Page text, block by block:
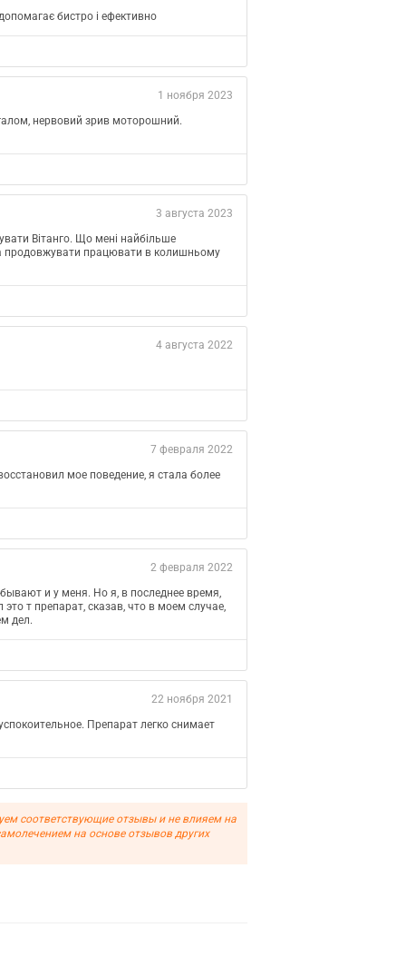
бистро і ефективно
1 ноября 2023
нервовий зрив моторошний.
3 августа 2023
Вітанго. Що мені найбільше
продовжувати працювати в колишньому
4 августа 2022
7 февраля 2022
мое поведение, я стала более
2 февраля 2022
и у меня. Но я, в последнее время,
т препарат, сказав, что в моем случае,
дел.
22 ноября 2021
Препарат легко снимает
соответствующие отзывы и не влияем на
на основе отзывов других